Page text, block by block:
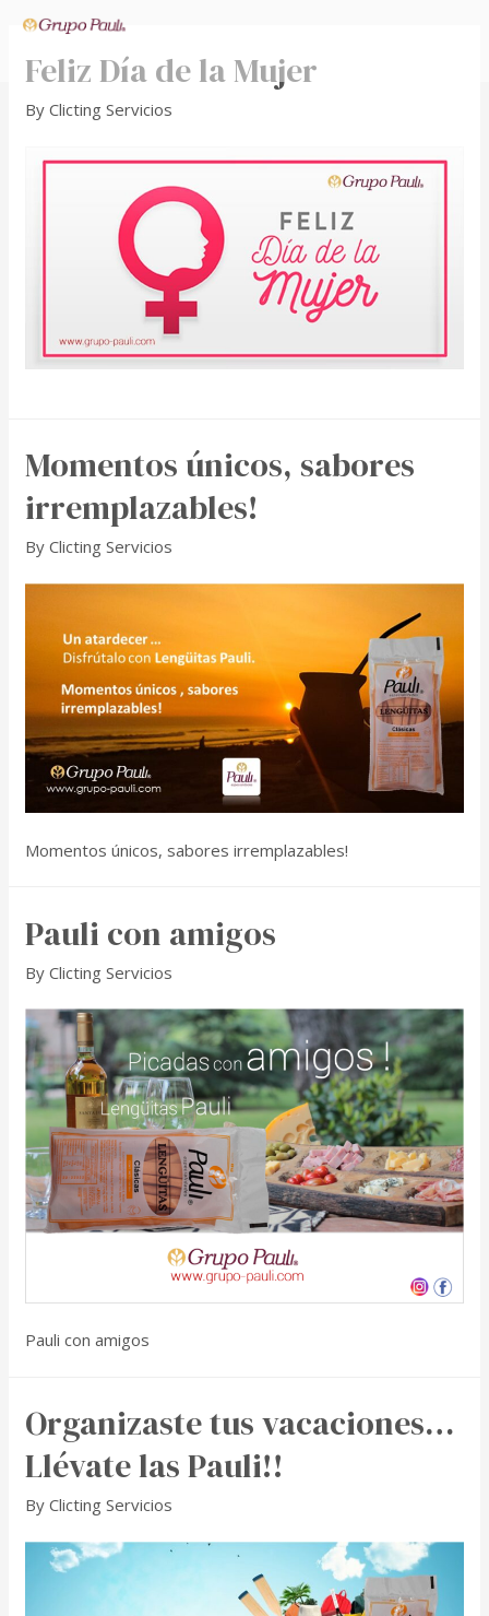
Grupo Pauli
Feliz Día de la Mujer
ByClicting Servicios
Momentos únicos, sabores
irremplazables!
ByClicting Servicios
Momentos únicos, sabores irremplazables!
Pauli con amigos
ByClicting Servicios
Pauli con amigos
Organizaste tus vacaciones…
Llévate las Pauli!!
ByClicting Servicios